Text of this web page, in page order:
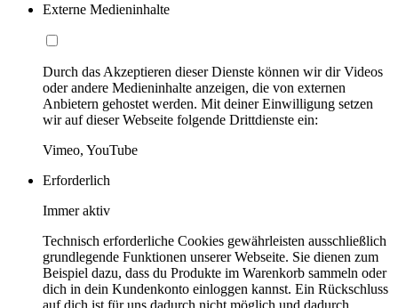
Externe Medieninhalte
Durch das Akzeptieren dieser Dienste können wir dir Videos
oder andere Medieninhalte anzeigen, die von externen
Anbietern gehostet werden. Mit deiner Einwilligung setzen
wir auf dieser Webseite folgende Drittdienste ein:
Vimeo, YouTube
Erforderlich
Immer aktiv
Technisch erforderliche Cookies gewährleisten ausschließlich
grundlegende Funktionen unserer Webseite. Sie dienen zum
Beispiel dazu, dass du Produkte im Warenkorb sammeln oder
dich in dein Kundenkonto einloggen kannst. Ein Rückschluss